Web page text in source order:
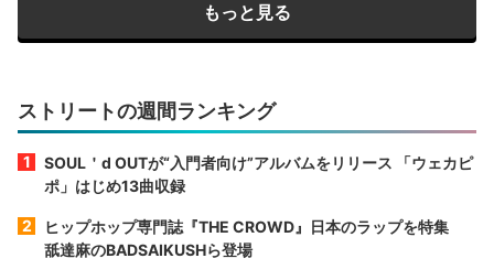
もっと見る
ストリートの週間ランキング
SOUL＇d OUTが“入門者向け”アルバムをリリース 「ウェカピ
ポ」はじめ13曲収録
ヒップホップ専門誌『THE CROWD』日本のラップを特集
舐達麻のBADSAIKUSHら登場